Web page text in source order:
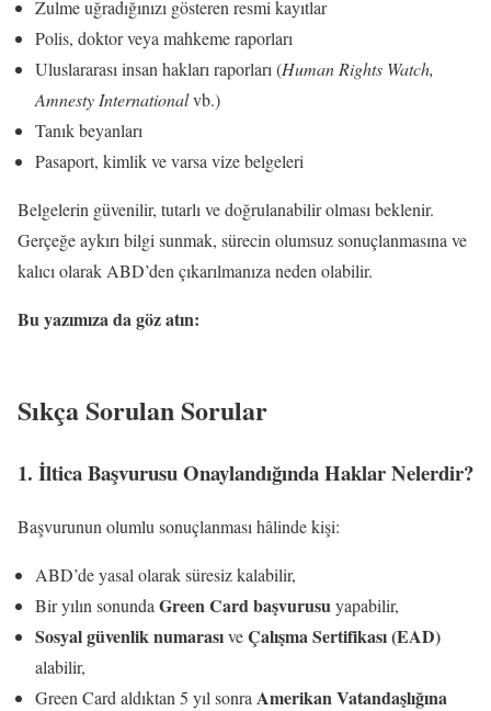
Zulme uğradığınızı gösteren resmi kayıtlar
Polis, doktor veya mahkeme raporları
Uluslararası insan hakları raporları (Human Rights Watch,
Amnesty Internationalvb.)
Tanık beyanları
Pasaport, kimlik ve varsa vize belgeleri
Belgelerin güvenilir, tutarlı ve doğrulanabilir olması beklenir.
Gerçeğe aykırı bilgi sunmak, sürecin olumsuz sonuçlanmasına ve
kalıcı olarak ABD’den çıkarılmanıza neden olabilir.
Bu yazımıza da göz atın:
Sıkça Sorulan Sorular
1. İltica Başvurusu Onaylandığında Haklar Nelerdir?
Başvurunun olumlu sonuçlanması hâlinde kişi:
ABD’de yasal olarak süresiz kalabilir,
Bir yılın sonunda Green Card başvurusu yapabilir,
Sosyal güvenlik numarasıveÇalışma Sertifikası (EAD)
alabilir,
Green Card aldıktan 5 yıl sonra Amerikan Vatandaşlığına